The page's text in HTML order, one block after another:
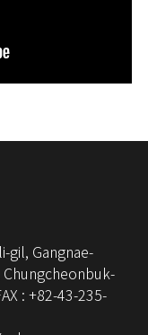
gil, Gangnae-
: +82-43-235-